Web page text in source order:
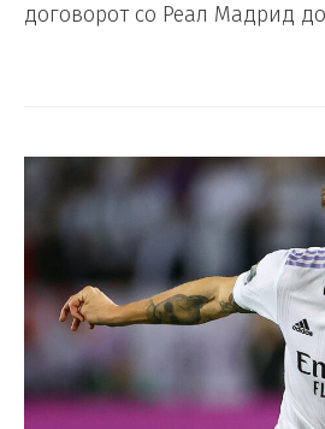
договорот со Реал Мадрид